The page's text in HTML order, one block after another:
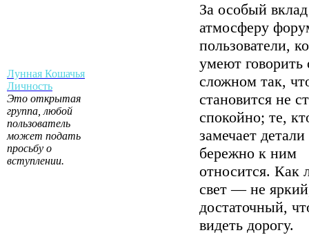
Лунная Кошачья
Личность
Это открытая
группа, любой
пользователь
может подать
просьбу о
вступлении.
За особый
атмосферу
пользователи,
умеют говорить
сложном так,
становится не
спокойно; те,
замечает
бережно к ним
относится. Как
свет — не
достаточный,
видеть дорогу.